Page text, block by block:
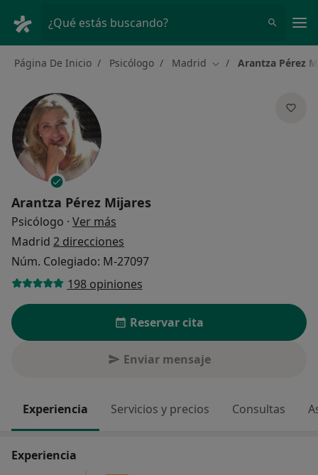
¿Qué estás buscando?
Página De Inicio Psicólogo Madrid Cambiar de ciudad
Arantza Pérez
Arantza Pérez Mijares
Psicólogo · Ver más
Madrid 2 direcciones
Núm. Colegiado: M-27097
198 opiniones
Reservar cita
Enviar mensaje
Experiencia Servicios y precios Consultas
Experiencia